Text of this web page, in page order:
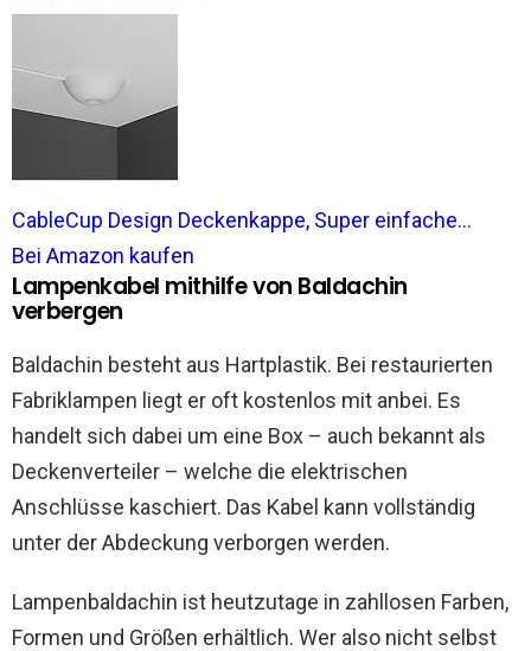
CableCup Design Deckenkappe, Super einfache...
Bei Amazon kaufen
Lampenkabel mithilfe von Baldachin
verbergen
Baldachin besteht aus Hartplastik. Bei restaurierten
Fabriklampen liegt er oft kostenlos mit anbei. Es
handelt sich dabei um eine Box – auch bekannt als
Deckenverteiler – welche die elektrischen
Anschlüsse kaschiert. Das Kabel kann vollständig
unter der Abdeckung verborgen werden.
Lampenbaldachin ist heutzutage in zahllosen Farben,
Formen und Größen erhältlich. Wer also nicht selbst